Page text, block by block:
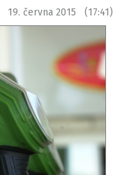
19. června 2015 (17:41)